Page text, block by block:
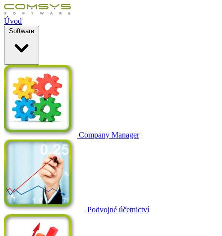
Úvod
Software
Company Manager
Podvojné účetnictví